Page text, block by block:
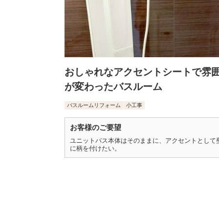
おしゃれなアクセントシートで雰
が変わったバスルーム
バスルームリフォーム 小工事
お客様のご要望
ユニットバス本体はそのままに、アクセントとして
に柄を付けたい。